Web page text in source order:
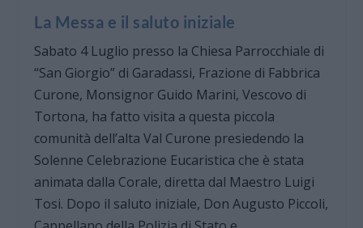
La Messa e il saluto iniziale
Sabato 4 Luglio presso la Chiesa Parrocchiale di
“San Giorgio” di Garadassi, Frazione di Fabbrica
Curone, Monsignor Guido Marini, Vescovo di
Tortona, ha fatto visita a questa piccola
comunità dell’alta Val Curone presiedendo la
Solenne Celebrazione Eucaristica che è stata
animata dalla Corale, diretta dal Maestro Luigi
Tosi. Dopo il saluto iniziale, Don Augusto Piccoli,